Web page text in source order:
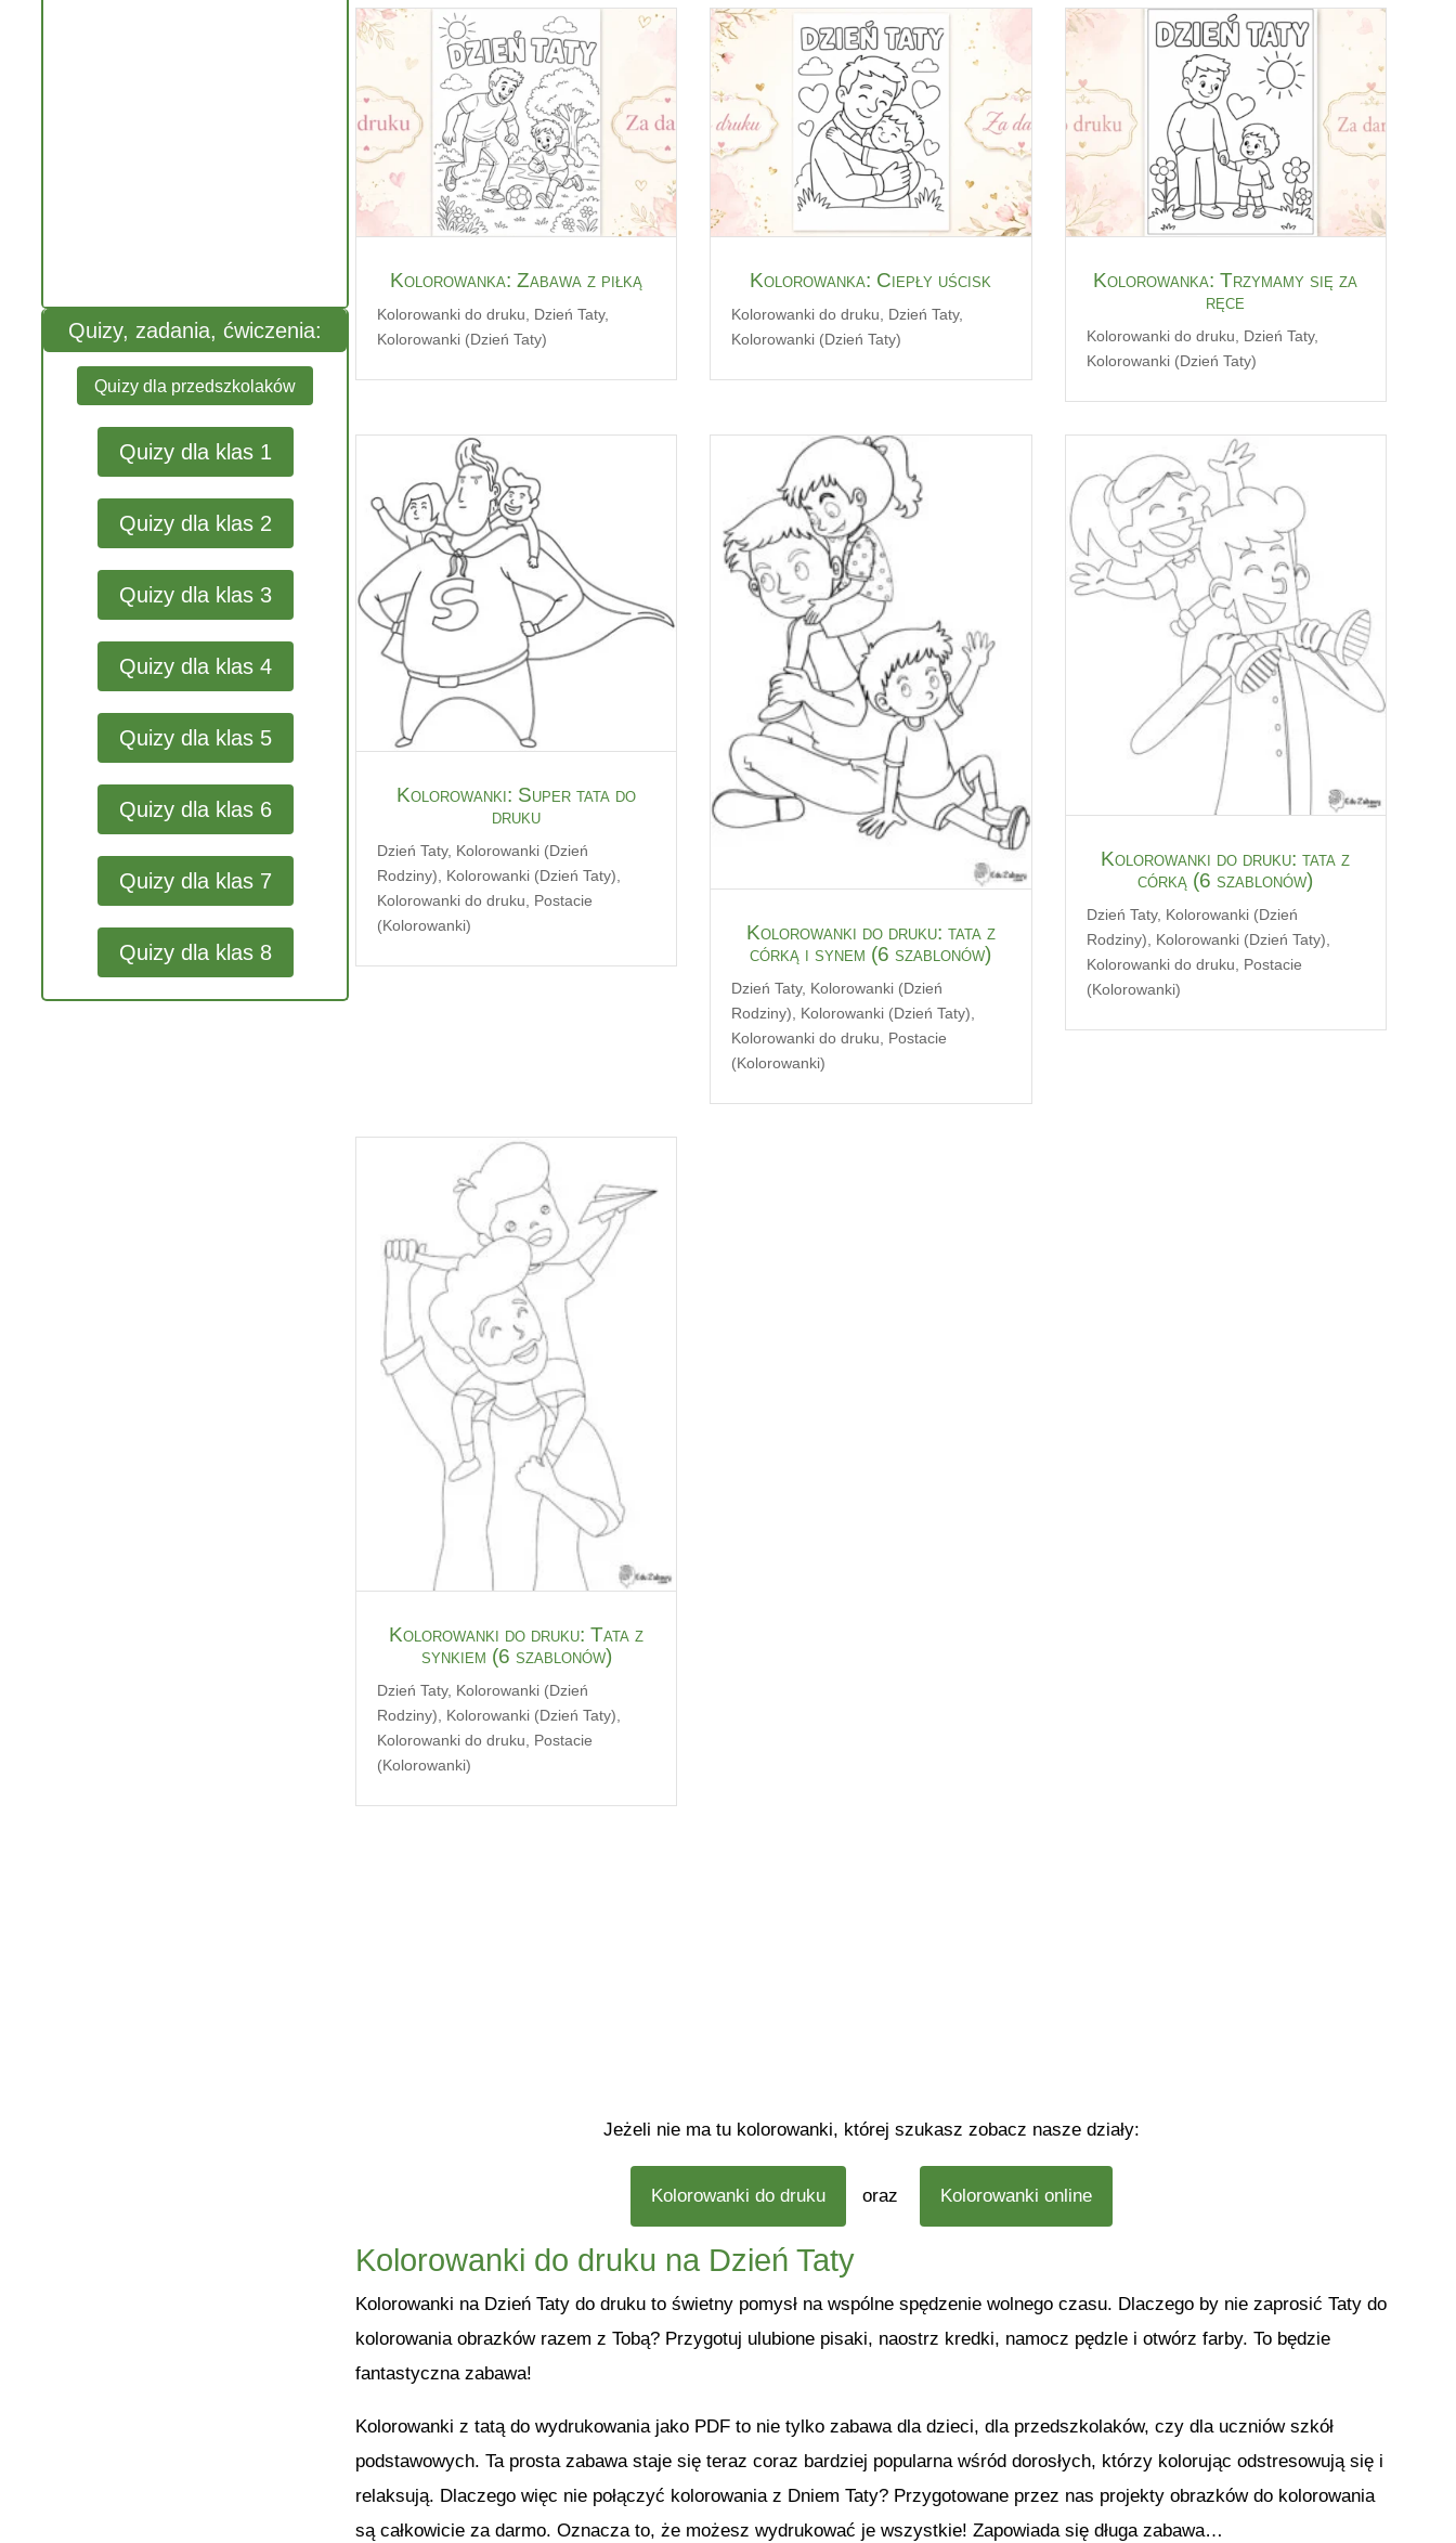
Quizy, zadania, ćwiczenia:
Quizy dla przedszkolaków
Quizy dla klas 1
Quizy dla klas 2
Quizy dla klas 3
Quizy dla klas 4
Quizy dla klas 5
Quizy dla klas 6
Quizy dla klas 7
Quizy dla klas 8
Kolorowanka: Zabawa z piłką
Kolorowanki do druku Dzień Taty,
Kolorowanki (Dzień Taty)
Kolorowanka: Ciepły uścisk
Kolorowanki do druku Dzień Taty,
Kolorowanki (Dzień Taty)
Kolorowanka: Trzymamy się za
ręce
Kolorowanki do druku Dzień Taty,
Kolorowanki (Dzień Taty)
Kolorowanki: Super tata do
druku
Dzień Taty, Kolorowanki (Dzień
Rodziny), Kolorowanki (Dzień Taty),
Kolorowanki do druku, Postacie
(Kolorowanki)
Kolorowanki do druku: tata z
córką i synem (6 szablonów)
Dzień Taty, Kolorowanki (Dzień
Rodziny)
Kolorowanki (Dzień Taty)
Kolorowanki do druku
Postacie
(Kolorowanki)
Kolorowanki do druku: tata z
córką (6 szablonów)
Dzień Taty, Kolorowanki (Dzień
Rodziny), Kolorowanki (Dzień Taty),
Kolorowanki do druku, Postacie
(Kolorowanki)
Kolorowanki do druku: Tata z
synkiem (6 szablonów)
Dzień Taty, Kolorowanki (Dzień
Rodziny)
Kolorowanki (Dzień Taty)
Kolorowanki do druku
Postacie
(Kolorowanki)
Jeżeli nie ma tu kolorowanki, której szukasz zobacz nasze działy:
Kolorowanki do druku oraz Kolorowanki online
Kolorowanki do druku na Dzień Taty
Kolorowanki na Dzień Taty do druku to świetny pomysł na wspólne spędzenie wolnego czasu. Dlaczego by nie zaprosić Taty do
kolorowania obrazków razem z Tobą? Przygotuj ulubione pisaki, naostrz kredki, namocz pędzle i otwórz farby. To będzie
fantastyczna zabawa!
Kolorowanki z tatą do wydrukowania jako PDF to nie tylko zabawa dla dzieci, dla przedszkolaków, czy dla uczniów szkół
podstawowych. Ta prosta zabawa staje się teraz coraz bardziej popularna wśród dorosłych, którzy kolorując odstresowują się i
relaksują. Dlaczego więc nie połączyć kolorowania z Dniem Taty? Przygotowane przez nas projekty obrazków do kolorowania
są całkowicie za darmo. Oznacza to, że możesz wydrukować je wszystkie! Zapowiada się długa zabawa…